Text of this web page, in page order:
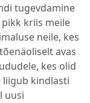
tugevdamine
kriis meile
neile, kes
avas
kes olid
liigub kindlasti
uusi